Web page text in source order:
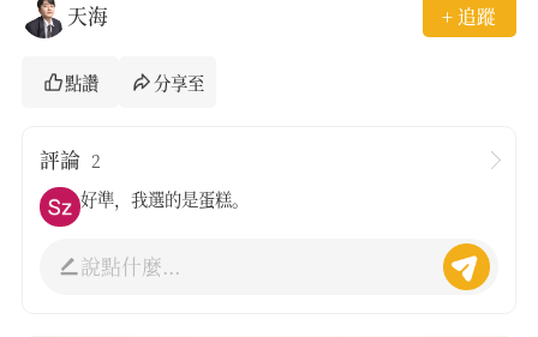
天海 + 追蹤
點讚 分享至
評論 2
好準，我選的是蛋糕。
說點什麼...